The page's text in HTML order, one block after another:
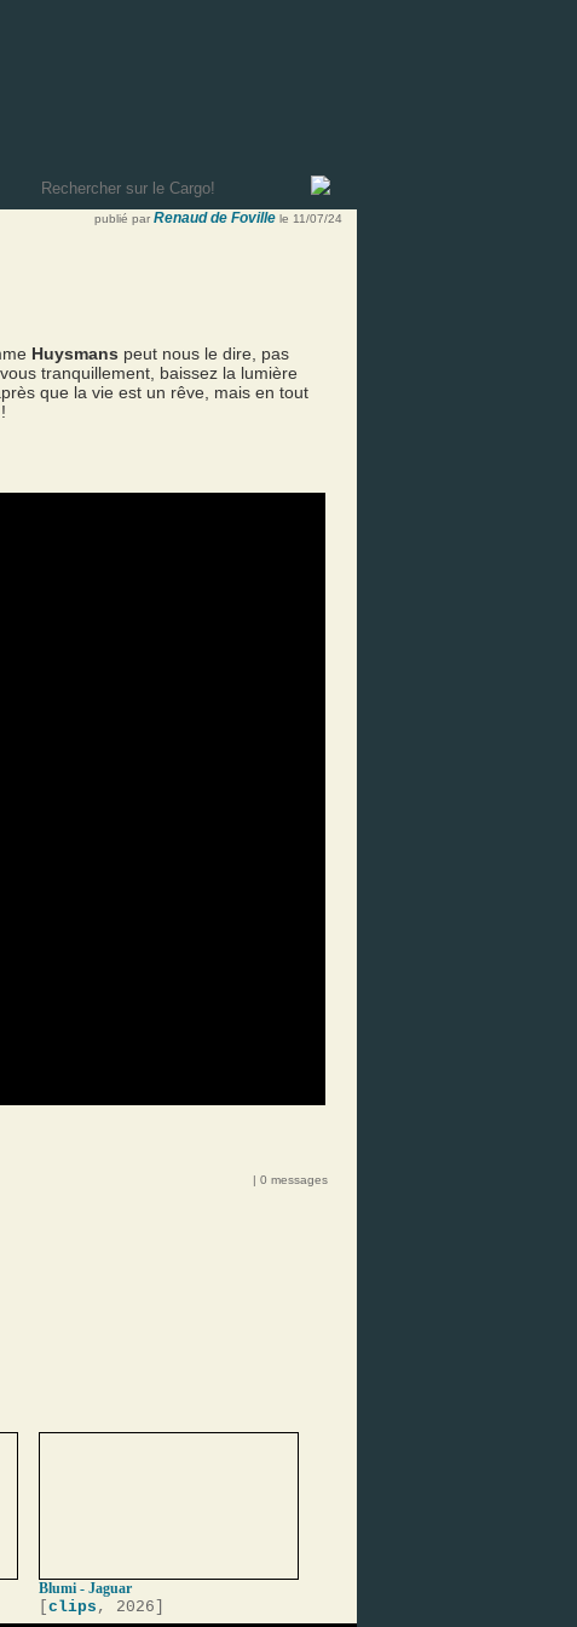
publié par Renaud de Foville le 11/07/24
Huysmans peut nous le dire, pas
tranquillement, baissez la lumière
que la vie est un rêve, mais en tout
| 0 messages
Blumi - Jaguar
clips , 2026]